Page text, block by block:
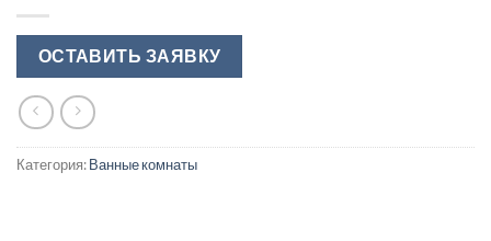
ОСТАВИТЬ ЗАЯВКУ
Категория:Ванные комнаты